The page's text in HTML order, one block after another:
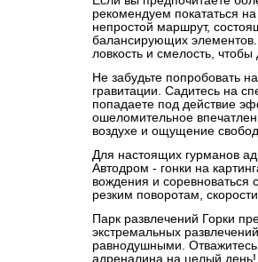
рекомендуем покататься
непростой маршрут,
балансирующих элементов.
ловкость и смелость,
Не забудьте попробовать
гравитации. Садитесь на
попадаете под действие
ошеломительное
воздухе и ощущение
Для настоящих гурманов
Автодром - гонки на
вождения и соревноваться
резким поворотам,
Парк развлечений Горки
экстремальных
равнодушными.
адреналина на целый день!